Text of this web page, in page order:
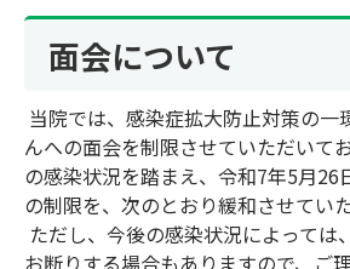
面会について
当院では、感染症拡大防止対策の一
んへの面会を制限させていただいて
の感染状況を踏まえ、令和7年5月26
の制限を、次のとおり緩和させていた
ただし、今後の感染状況によっては
お断りする場合もありますので、ご